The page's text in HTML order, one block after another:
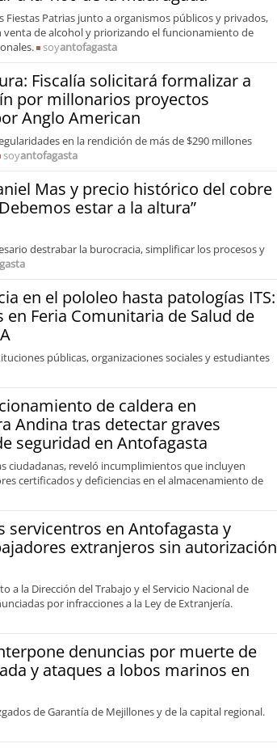
Fiestas Patrias junto a organismos públicos y privados,
de alcohol y priorizando el funcionamiento de
soyantofagasta
Fiscalía solicitará formalizar a
por millonarios proyectos
Anglo American
en la rendición de más de $290 millones
soyantofagasta
Mas y precio histórico del cobre
estar a la altura”
destrabar la burocracia, simplificar los procesos y
en el pololeo hasta patologías ITS:
en Feria Comunitaria de Salud de
públicas, organizaciones sociales y estudiantes
de caldera en
Andina tras detectar graves
seguridad en Antofagasta
ciudadanas, reveló incumplimientos que incluyen
certificados y deficiencias en el almacenamiento de
servicentros en Antofagasta y
extranjeros sin autorización
a la Dirección del Trabajo y el Servicio Nacional de
por infracciones a la Ley de Extranjería.
denuncias por muerte de
y ataques a lobos marinos en
de Garantía de Mejillones y de la capital regional.